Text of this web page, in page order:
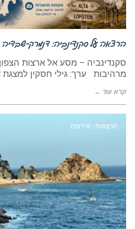
הרצאה על סקנדינביה: דנמרק-שבדיה
סקנדינביה – מסע אל ארצות
מרהיבות ערך: גילי חסקין למצגת
קרא עוד ←
הרצאות - אירופה